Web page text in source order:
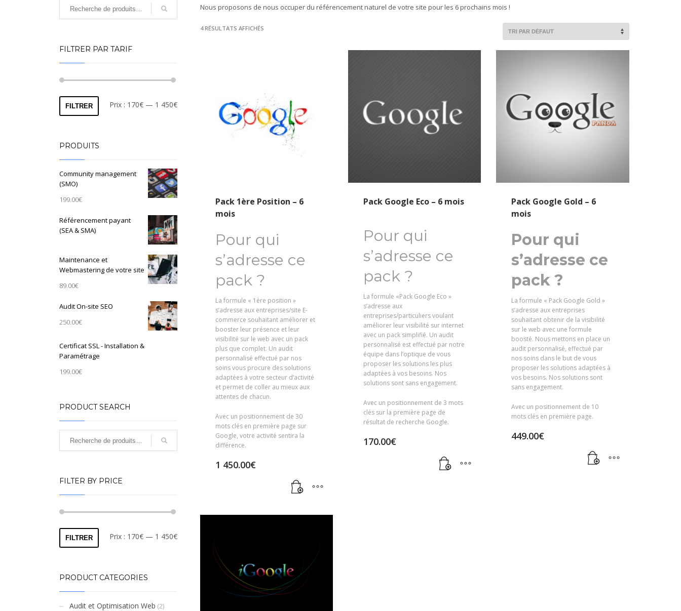
Nous proposons de nous occuper du référencement naturel de votre site pour les 6 prochains mois !
4 RÉSULTATS AFFICHÉS
Pack 1ère Position – 6
mois
Pour qui
s’adresse ce
pack ?
La formule « 1ère position »
s’adresse aux entreprises/site E-
commerce souhaitant améliorer et
booster leur présence et leur
visibilité sur le web avec un pack
plus que complet. Un audit
personnalisé effectué par nos
soins vous procure des solutions
adaptées à votre secteur d’activité
et permet de coller au mieux aux
attentes de chacun.
Avec un positionnement de 30
mots clés en première page sur
Google, votre activité sentira la
différence.
1 450.00€
Pack Google Eco – 6 mois
Pour qui
s’adresse ce
pack ?
La formule «Pack Google Eco »
s’adresse aux
entreprises/particuliers voulant
améliorer leur visibilité sur internet
avec un pack simplifié. Un audit
personnalisé est effectué par notre
équipe dans l’optique de vous
proposer les solutions les plus
adaptées à vos besoins. Nos
solutions sont sans engagement.
Avec un positionnement de 3 mots
clés sur la première page de
résultat de recherche Google.
170.00€
Pack Google Gold – 6
mois
Pour qui
s’adresse ce
pack ?
La formule « Pack Google Gold »
s’adresse aux entreprises
souhaitant obtenir de la visibilité
sur le web avec une formule
boosté. Nous mettons en place un
audit personnalisé, effectué par
nos soins dans le but de vous
proposer les solutions adaptées à
vos besoins. Nos solutions sont
sans engagement.
Avec un positionnement de 10
mots clés en première page.
449.00€
FILTRER PAR TARIF
Prix
Prix
FILTRER Prix : 170€— 1 450€
PRODUITS
Community management
(SMO)
199.00€
Référencement payant
(SEA & SMA)
Maintenance et
Webmastering de votre site
89.00€
Audit On-site SEO
250.00€
Certificat SSL - Installation &
Paramétrage
199.00€
PRODUCT SEARCH
FILTER BY PRICE
Prix
Prix
FILTRER Prix : 170€— 1 450€
PRODUCT CATEGORIES
Audit et Optimisation Web (2)